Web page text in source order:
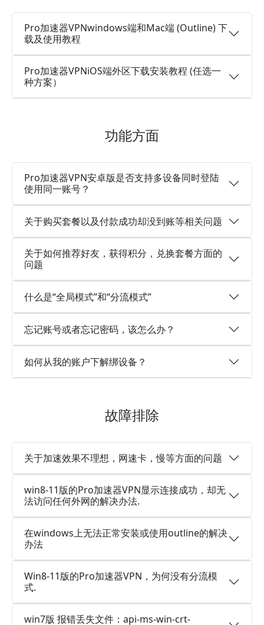
Pro加速器VPNwindows端和Mac端 (Outline) 下
载及使用教程
Pro加速器VPNiOS端外区下载安装教程 (任选一
种方案）
功能方面
Pro加速器VPN安卓版是否支持多设备同时登陆
使用同一账号？
关于购买套餐以及付款成功却没到账等相关问题
关于如何推荐好友，获得积分，兑换套餐方面的
问题
什么是“全局模式”和“分流模式”
忘记账号或者忘记密码，该怎么办？
如何从我的账户下解绑设备？
故障排除
关于加速效果不理想，网速卡，慢等方面的问题
win8-11版的Pro加速器VPN显示连接成功，却无
法访问任何外网的解决办法.
在windows上无法正常安装或使用outline的解决
办法
Win8-11版的Pro加速器VPN，为何没有分流模
式.
win7版 报错丢失文件：api-ms-win-crt-